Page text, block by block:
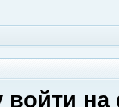
войти